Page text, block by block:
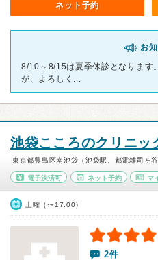
ネット予約
お
8/10～8/15は夏季休診となります
が、よろしく...
池袋こころのクリニッ
東京都豊島区南池袋（池袋駅、都電雑司ヶ谷
電子決済可 ネット予約 マ
土曜（〜17:00）
2件